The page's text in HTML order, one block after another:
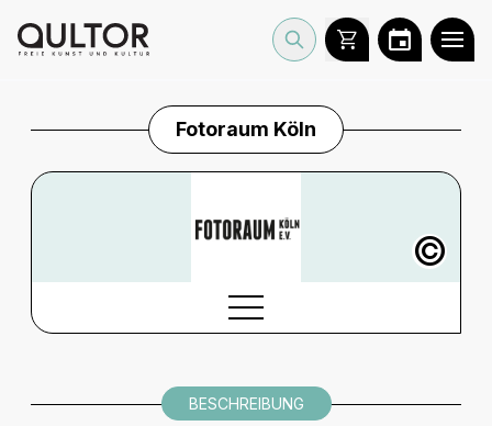
Fotoraum Köln
©
INFORMATIONEN BESCHREIBUNG